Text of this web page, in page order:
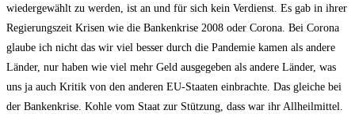
wiedergewählt zu werden, ist an und für sich kein Verdienst. Es gab in ihrer
Regierungszeit Krisen wie die Bankenkrise 2008 oder Corona. Bei Corona
glaube ich nicht das wir viel besser durch die Pandemie kamen als andere
Länder, nur haben wie viel mehr Geld ausgegeben als andere Länder, was
uns ja auch Kritik von den anderen EU-Staaten einbrachte. Das gleiche bei
der Bankenkrise. Kohle vom Staat zur Stützung, dass war ihr Allheilmittel.